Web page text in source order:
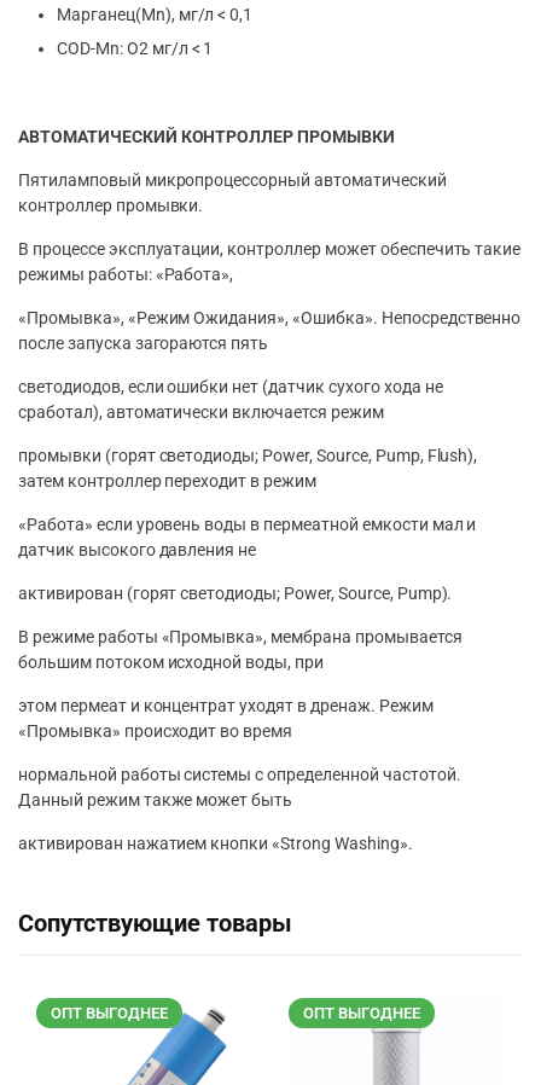
Марганец(Mn), мг/л < 0,1
COD-Mn: O2 мг/л < 1
АВТОМАТИЧЕСКИЙ КОНТРОЛЛЕР ПРОМЫВКИ
Пятиламповый микропроцессорный автоматический
контроллер промывки.
В процессе эксплуатации, контроллер может обеспечить такие
режимы работы: «Работа»,
«Промывка», «Режим Ожидания», «Ошибка». Непосредственно
после запуска загораются пять
светодиодов, если ошибки нет (датчик сухого хода не
сработал), автоматически включается режим
промывки (горят светодиоды; Power, Source, Pump, Flush),
затем контроллер переходит в режим
«Работа» если уровень воды в пермеатной емкости мал и
датчик высокого давления не
активирован (горят светодиоды; Power, Source, Pump).
В режиме работы «Промывка», мембрана промывается
большим потоком исходной воды, при
этом пермеат и концентрат уходят в дренаж. Режим
«Промывка» происходит во время
нормальной работы системы с определенной частотой.
Данный режим также может быть
активирован нажатием кнопки «Strong Washing».
Сопутствующие товары
ОПТ ВЫГОДНЕЕ ОПТ ВЫГОДНЕЕ